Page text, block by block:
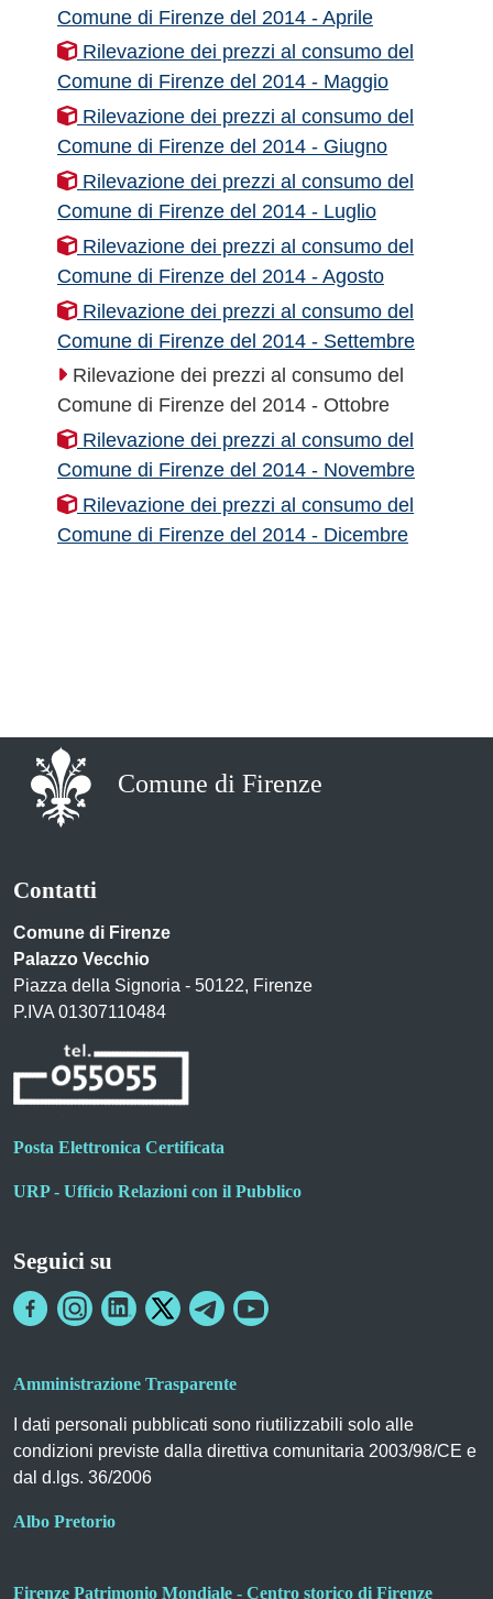
Comune di Firenze del 2014 - Aprile
Rilevazione dei prezzi al consumo del
Comune di Firenze del 2014 - Maggio
Rilevazione dei prezzi al consumo del
Comune di Firenze del 2014 - Giugno
Rilevazione dei prezzi al consumo del
Comune di Firenze del 2014 - Luglio
Rilevazione dei prezzi al consumo del
Comune di Firenze del 2014 - Agosto
Rilevazione dei prezzi al consumo del
Comune di Firenze del 2014 - Settembre
Rilevazione dei prezzi al consumo del
Comune di Firenze del 2014 - Ottobre
Rilevazione dei prezzi al consumo del
Comune di Firenze del 2014 - Novembre
Rilevazione dei prezzi al consumo del
Comune di Firenze del 2014 - Dicembre
Comune di Firenze
Contatti
Comune di Firenze
Palazzo Vecchio
Piazza della Signoria - 50122, Firenze
P.IVA 01307110484
Posta Elettronica Certificata
URP - Ufficio Relazioni con il Pubblico
Seguici su
Amministrazione Trasparente
I dati personali pubblicati sono riutilizzabili solo alle
condizioni previste dalla direttiva comunitaria 2003/98/CE e
dal d.lgs. 36/2006
Albo Pretorio
Firenze Patrimonio Mondiale - Centro storico di Firenze